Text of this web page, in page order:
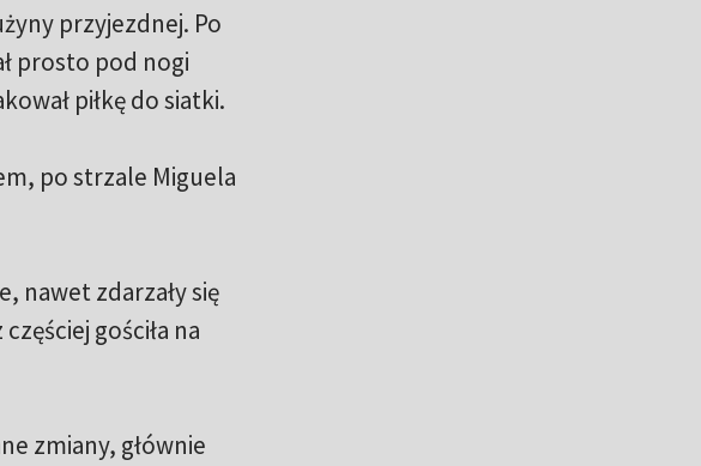
przyjezdnej. Po
prosto pod nogi
piłkę do siatki.
po strzale Miguela
nawet zdarzały się
gościła na
zmiany, głównie